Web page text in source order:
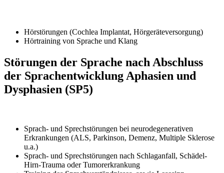
Hörstörungen (Cochlea Implantat, Hörgeräteversorgung)
Hörtraining von Sprache und Klang
Störungen der Sprache nach Abschluss
der Sprachentwicklung Aphasien und
Dysphasien (SP5)
Sprach- und Sprechstörungen bei neurodegenerativen
Erkrankungen (ALS, Parkinson, Demenz, Multiple Sklerose
u.a.)
Sprach- und Sprechstörungen nach Schlaganfall, Schädel-
Hirn-Trauma oder Tumorerkrankung